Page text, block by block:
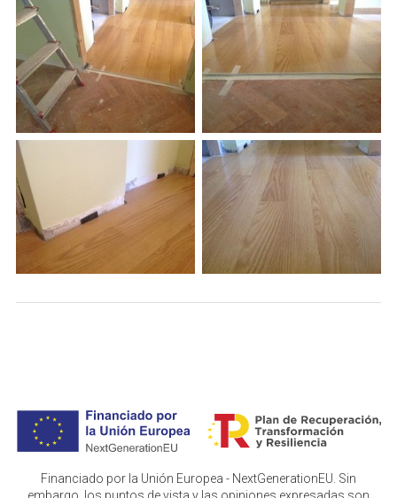
Financiado por la Unión Europea - NextGenerationEU. Sin